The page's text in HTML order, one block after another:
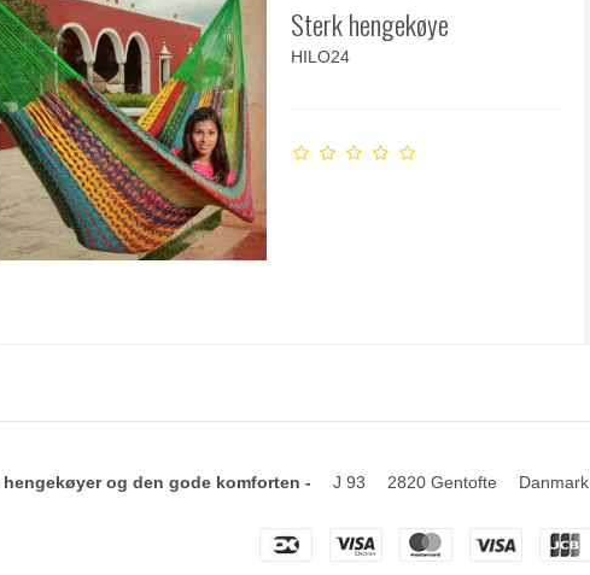
Sterk hengekøye
HILO24
og den gode komforten - J 93 2820 Gentofte Danmark